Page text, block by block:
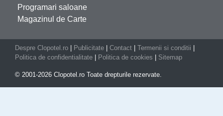
Programari saloane
Magazinul de Carte
Despre Clopotel.ro Publicitate Contact Termenii si conditii
Politica de confidentialitate
Politica de cookies Sitemap
© 2001-2026 Clopotel.ro Toate drepturile rezervate.